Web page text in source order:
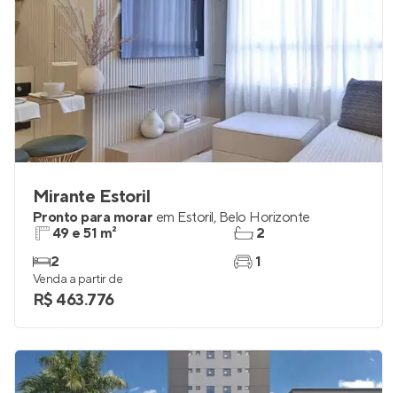
Mirante Estoril
Pronto para morar em Estoril, Belo Horizonte
49 e 51 m²
2
2
1
Venda a partir de
R$ 463.776